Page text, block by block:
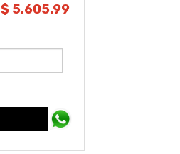
$ 5,605.99